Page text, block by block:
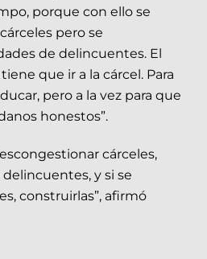
porque con ello se
pero se
de delincuentes. El
que ir a la cárcel. Para
pero a la vez para que
honestos”.
cárceles,
y si se
construirlas”, afirmó